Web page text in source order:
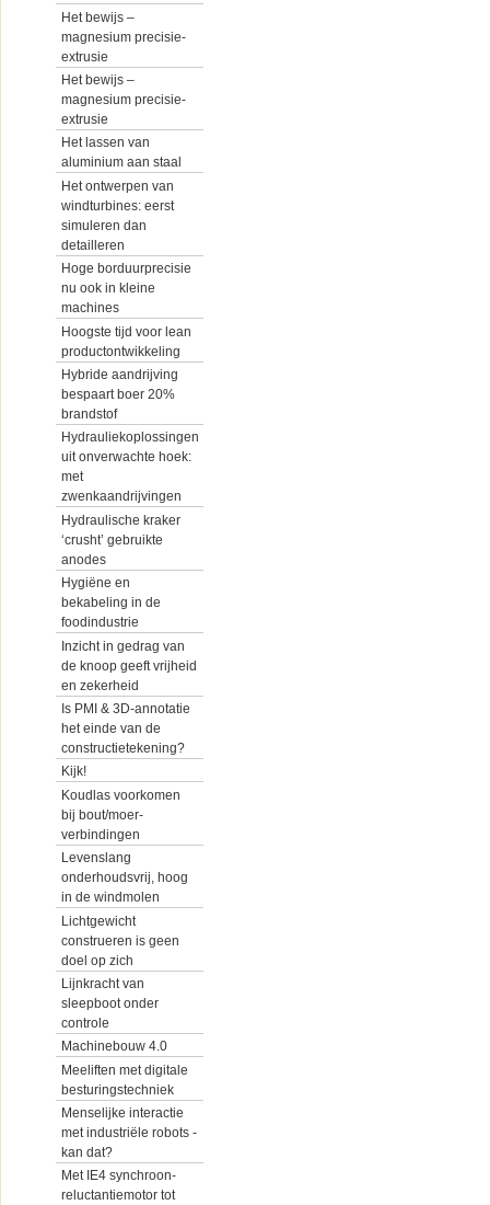
Het bewijs –
magnesium precisie-
extrusie
Het bewijs –
magnesium precisie-
extrusie
Het lassen van
aluminium aan staal
Het ontwerpen van
windturbines: eerst
simuleren dan
detailleren
Hoge borduurprecisie
nu ook in kleine
machines
Hoogste tijd voor lean
productontwikkeling
Hybride aandrijving
bespaart boer 20%
brandstof
Hydrauliekoplossingen
uit onverwachte hoek:
met
zwenkaandrijvingen
Hydraulische kraker
‘crusht’ gebruikte
anodes
Hygiëne en
bekabeling in de
foodindustrie
Inzicht in gedrag van
de knoop geeft vrijheid
en zekerheid
Is PMI & 3D-annotatie
het einde van de
constructietekening?
Kijk!
Koudlas voorkomen
bij bout/moer-
verbindingen
Levenslang
onderhoudsvrij, hoog
in de windmolen
Lichtgewicht
construeren is geen
doel op zich
Lijnkracht van
sleepboot onder
controle
Machinebouw 4.0
Meeliften met digitale
besturingstechniek
Menselijke interactie
met industriële robots -
kan dat?
Met IE4 synchroon-
reluctantiemotor tot